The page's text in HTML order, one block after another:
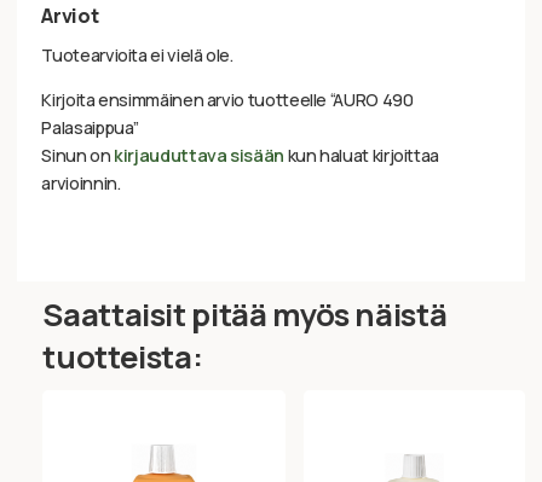
Arviot
Tuotearvioita ei vielä ole.
Kirjoita ensimmäinen arvio tuotteelle “AURO 490
Palasaippua”
Sinun on kirjauduttava sisään kun haluat kirjoittaa
arvioinnin.
Saattaisit pitää myös näistä
tuotteista: